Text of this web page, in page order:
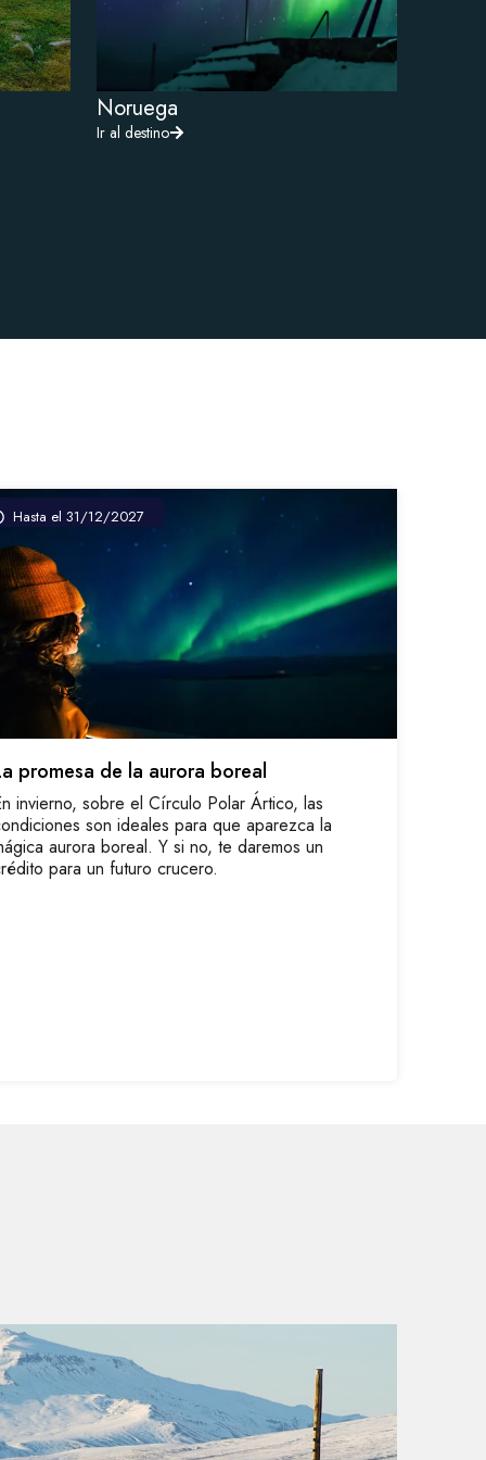
Noruega
Ir al destino
Hasta el 31/12/2027
promesa de la aurora boreal
invierno, sobre el Círculo Polar Ártico, las
son ideales para que aparezca la
aurora boreal. Y si no, te daremos un
para un futuro crucero.